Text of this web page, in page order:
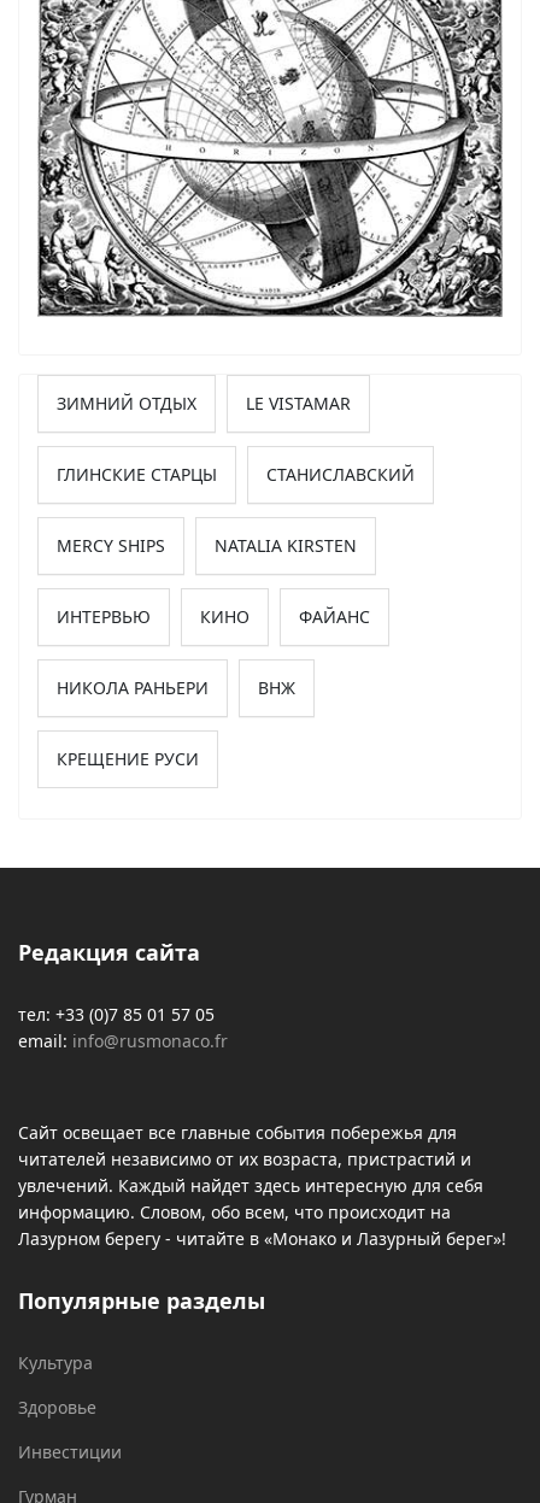
ЗИМНИЙ ОТДЫХ LE VISTAMAR
ГЛИНСКИЕ СТАРЦЫ СТАНИСЛАВСКИЙ
MERCY SHIPS NATALIA KIRSTEN
ИНТЕРВЬЮ КИНО ФАЙАНС
НИКОЛА РАНЬЕРИ ВНЖ
КРЕЩЕНИЕ РУСИ
Редакция сайта
тел: +33 (0)7 85 01 57 05
email: info@rusmonaco.fr
Сайт освещает все главные события побережья для
читателей независимо от их возраста, пристрастий и
увлечений. Каждый найдет здесь интересную для себя
информацию. Словом, обо всем, что происходит на
Лазурном берегу - читайте в «Монако и Лазурный берег»!
Популярные разделы
Культура
Здоровье
Инвестиции
Гурман